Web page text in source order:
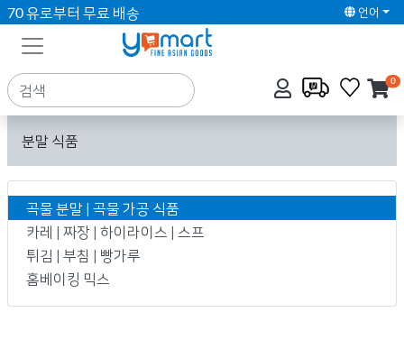
70 유로부터 무료 배송 언어
0
분말 식품
곡물 분말 | 곡물 가공 식품
카레 | 짜장 | 하이라이스 | 스프
튀김 | 부침 | 빵가루
홈베이킹 믹스